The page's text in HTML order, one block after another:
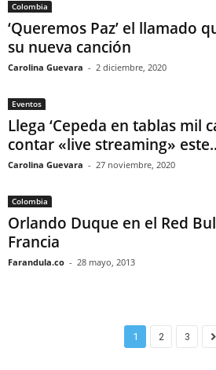
Colombia
‘Queremos Paz’ el llamado
su nueva canción
Carolina Guevara - 2 diciembre, 2020
Eventos
Llega ‘Cepeda en tablas mil
contar «live streaming»
Carolina Guevara - 27 noviembre, 2020
Colombia
Orlando Duque en el Red
Francia
Farandula.co - 28 mayo, 2013
1 2 3